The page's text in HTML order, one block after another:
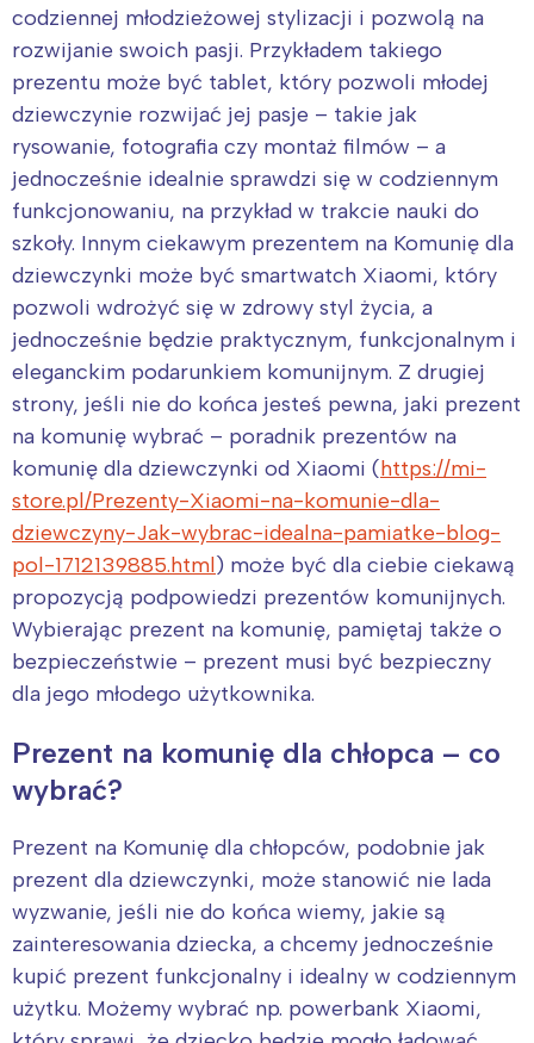
codziennej młodzieżowej stylizacji i pozwolą na
rozwijanie swoich pasji. Przykładem takiego
prezentu może być tablet, który pozwoli młodej
dziewczynie rozwijać jej pasje – takie jak
rysowanie, fotografia czy montaż filmów – a
jednocześnie idealnie sprawdzi się w codziennym
funkcjonowaniu, na przykład w trakcie nauki do
szkoły. Innym ciekawym prezentem na Komunię dla
dziewczynki może być smartwatch Xiaomi, który
pozwoli wdrożyć się w zdrowy styl życia, a
jednocześnie będzie praktycznym, funkcjonalnym i
eleganckim podarunkiem komunijnym. Z drugiej
strony, jeśli nie do końca jesteś pewna, jaki prezent
na komunię wybrać – poradnik prezentów na
komunię dla dziewczynki od Xiaomi (https://mi-
store.pl/Prezenty-Xiaomi-na-komunie-dla-
dziewczyny-Jak-wybrac-idealna-pamiatke-blog-
pol-1712139885.html) może być dla ciebie ciekawą
propozycją podpowiedzi prezentów komunijnych.
Wybierając prezent na komunię, pamiętaj także o
bezpieczeństwie – prezent musi być bezpieczny
dla jego młodego użytkownika.
Prezent na komunię dla chłopca – co
wybrać?
Prezent na Komunię dla chłopców, podobnie jak
prezent dla dziewczynki, może stanowić nie lada
wyzwanie, jeśli nie do końca wiemy, jakie są
zainteresowania dziecka, a chcemy jednocześnie
kupić prezent funkcjonalny i idealny w codziennym
użytku. Możemy wybrać np. powerbank Xiaomi,
Interesują mnie wydarzenia z